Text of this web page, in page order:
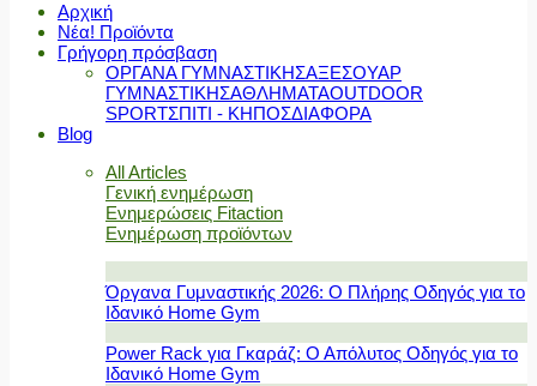
Αρχική
Νέα! Προϊόντα
Γρήγορη πρόσβαση
ΟΡΓΑΝΑ ΓΥΜΝΑΣΤΙΚΗΣΑΞΕΣΟΥΑΡ
ΓΥΜΝΑΣΤΙΚΗΣΑΘΛΗΜΑΤΑOUTDOOR
SPORTΣΠΙΤΙ - ΚΗΠΟΣΔΙΑΦΟΡΑ
Blog
All Articles
Γενική ενημέρωση
Ενημερώσεις Fitaction
Ενημέρωση προϊόντων
Όργανα Γυμναστικής 2026: Ο Πλήρης Οδηγός για το
Ιδανικό Home Gym
Power Rack για Γκαράζ: Ο Απόλυτος Οδηγός για το
Ιδανικό Home Gym